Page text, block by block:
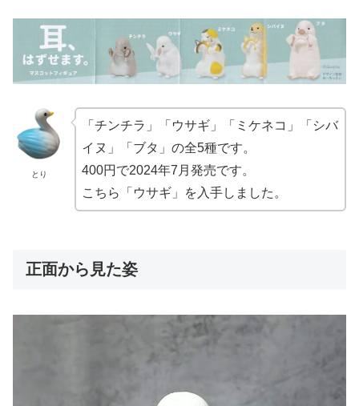
とり
「チンチラ」「ウサギ」「ミケネコ」「シバ
イヌ」「ブタ」の全5種です。
400円で2024年7月発売です。
こちら「ウサギ」を入手しました。
正面から見た姿